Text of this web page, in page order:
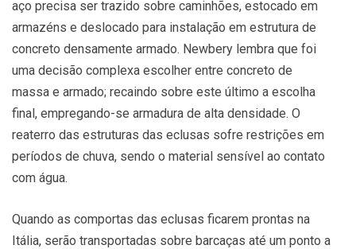
aço precisa ser trazido sobre caminhões, estocado em
armazéns e deslocado para instalação em estrutura de
concreto densamente armado. Newbery lembra que foi
uma decisão complexa escolher entre concreto de
massa e armado; recaindo sobre este último a escolha
final, empregando-se armadura de alta densidade. O
reaterro das estruturas das eclusas sofre restrições em
períodos de chuva, sendo o material sensível ao contato
com água.
Quando as comportas das eclusas ficarem prontas na
Itália, serão transportadas sobre barcaças até um ponto a